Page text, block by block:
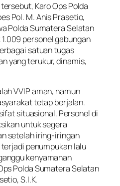
Karo Ops Polda
Pol. M. Anis Prasetio,
Polda Sumatera Selatan
personel gabungan
satuan tugas
yang terukur, dinamis,
VVIP aman, namun
tetap berjalan.
situasional. Personel di
untuk segera
setelah iring-iringan
penumpukan lalu
kenyamanan
Polda Sumatera Selatan
S.I.K.